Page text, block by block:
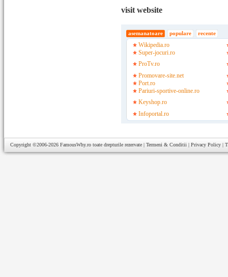
visit website
asemanatoare populare recente
Wikipedia.ro
Super-jocuri.ro
ProTv.ro
Promovare-site.net
Port.ro
Pariuri-sportive-online.ro
Keyshop.ro
Infoportal.ro
Copyright ©2006-2026 FamousWhy.ro toate drepturile rezervate | Termeni & Conditii | Privacy Policy |